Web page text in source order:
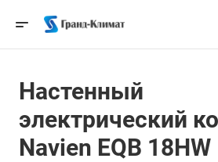
Настенный
электрический
Navien EQB 18HW